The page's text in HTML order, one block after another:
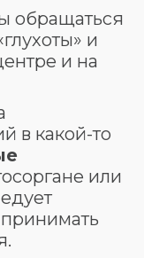
обращаться
и
и на
в какой-то
или
принимать